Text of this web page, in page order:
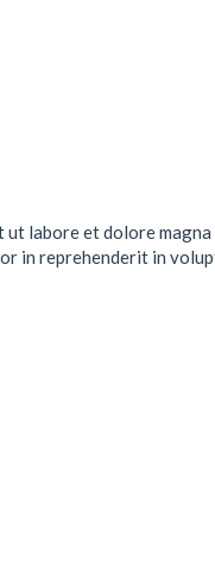
labore et dolore magna
in reprehenderit in